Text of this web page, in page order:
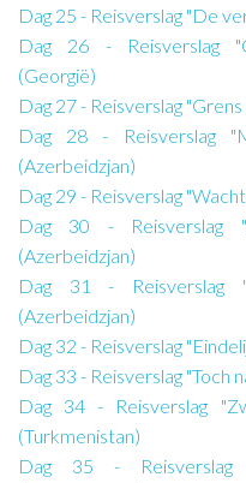
Dag 25 - Reisverslag "De
Dag 26 - Reisverslag
(Georgië)
Dag 27 - Reisverslag
Dag 28 - Reisverslag
(Azerbeidzjan)
Dag 29 - Reisverslag
Dag 30 - Reisverslag
(Azerbeidzjan)
Dag 31 - Reisverslag
(Azerbeidzjan)
Dag 32 - Reisverslag
Dag 33 - Reisverslag "Toch
Dag 34 - Reisverslag
(Turkmenistan)
Dag 35 - Reisverslag